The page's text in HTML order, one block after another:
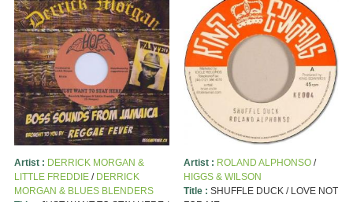
Artist : DERRICK MORGAN &
LITTLE FREDDIE/ DERRICK
MORGAN & BLUES BLENDERS
Artist : ROLAND ALPHONSO/
HIGGS & WILSON
Title : SHUFFLE DUCK / LOVE NOT